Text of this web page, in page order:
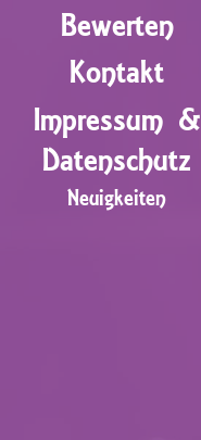
Bewerten
Kontakt
Impressum &
Datenschutz
Neuigkeiten